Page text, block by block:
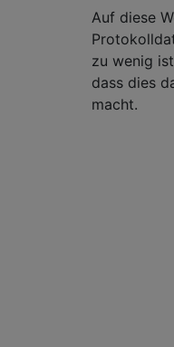
Auf diese
zu wenig
dass dies
macht.